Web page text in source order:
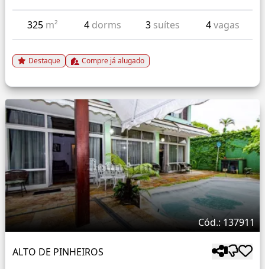
325 m² 4 dorms 3 suítes 4vagas
Destaque Compre já alugado
Cód.: 137911
ALTO DE PINHEIROS